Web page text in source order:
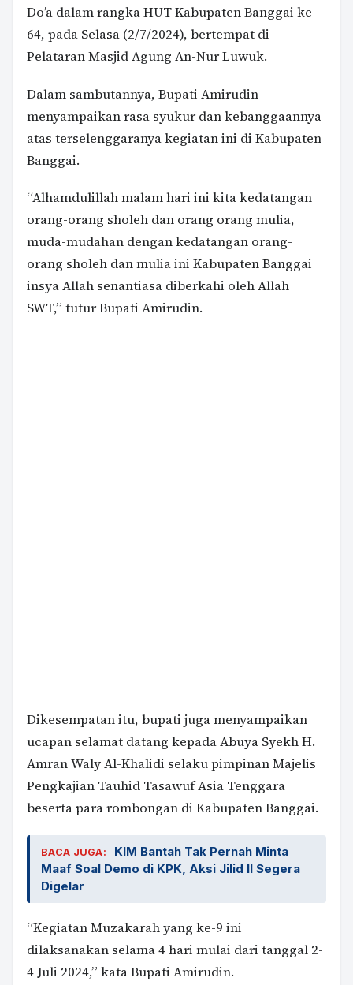
Do’a dalam rangka HUT Kabupaten Banggai ke
64, pada Selasa (2/7/2024), bertempat di
Pelataran Masjid Agung An-Nur Luwuk.
Dalam sambutannya, Bupati Amirudin
menyampaikan rasa syukur dan kebanggaannya
atas terselenggaranya kegiatan ini di Kabupaten
Banggai.
“Alhamdulillah malam hari ini kita kedatangan
orang-orang sholeh dan orang orang mulia,
muda-mudahan dengan kedatangan orang-
orang sholeh dan mulia ini Kabupaten Banggai
insya Allah senantiasa diberkahi oleh Allah
SWT,” tutur Bupati Amirudin.
Dikesempatan itu, bupati juga menyampaikan
ucapan selamat datang kepada Abuya Syekh H.
Amran Waly Al-Khalidi selaku pimpinan Majelis
Pengkajian Tauhid Tasawuf Asia Tenggara
beserta para rombongan di Kabupaten Banggai.
BACA JUGA:
KIM Bantah Tak Pernah Minta
Maaf Soal Demo di KPK, Aksi Jilid II Segera
Digelar
“Kegiatan Muzakarah yang ke-9 ini
dilaksanakan selama 4 hari mulai dari tanggal 2-
4 Juli 2024,” kata Bupati Amirudin.